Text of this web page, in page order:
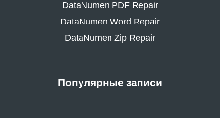
DataNumen PDF Repair
DataNumen Word Repair
DataNumen Zip Repair
Популярные записи